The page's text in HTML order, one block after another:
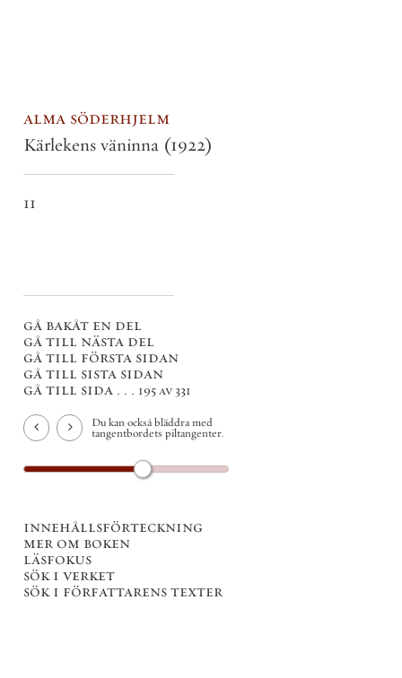
alma söderhjelm
Kärlekens väninna (1922)
11
gå bakåt en del
gå till nästa del
gå till första sidan
gå till sista sidan
gå till sida . . . 195 av 331
Du kan också bläddra med
tangentbordets piltangenter.
innehållsförteckning
mer om boken
läsfokus
sök i verket
sök i författarens texter